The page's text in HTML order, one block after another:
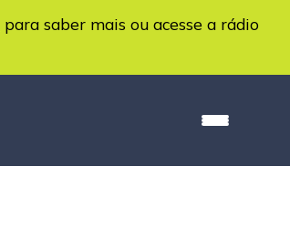
para saber mais ou acesse a rádio